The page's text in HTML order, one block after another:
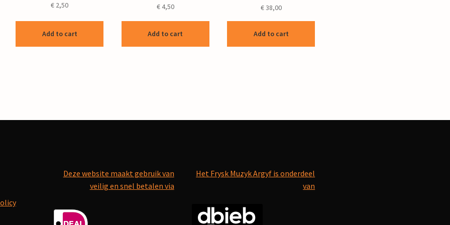
€ 2,50
Add to cart
€4,50
Add to cart
€38,00
Add to cart
Deze website maakt gebruik van
veilig en snel betalen via
Het Frysk Muzyk Argyf is onderdeel
van